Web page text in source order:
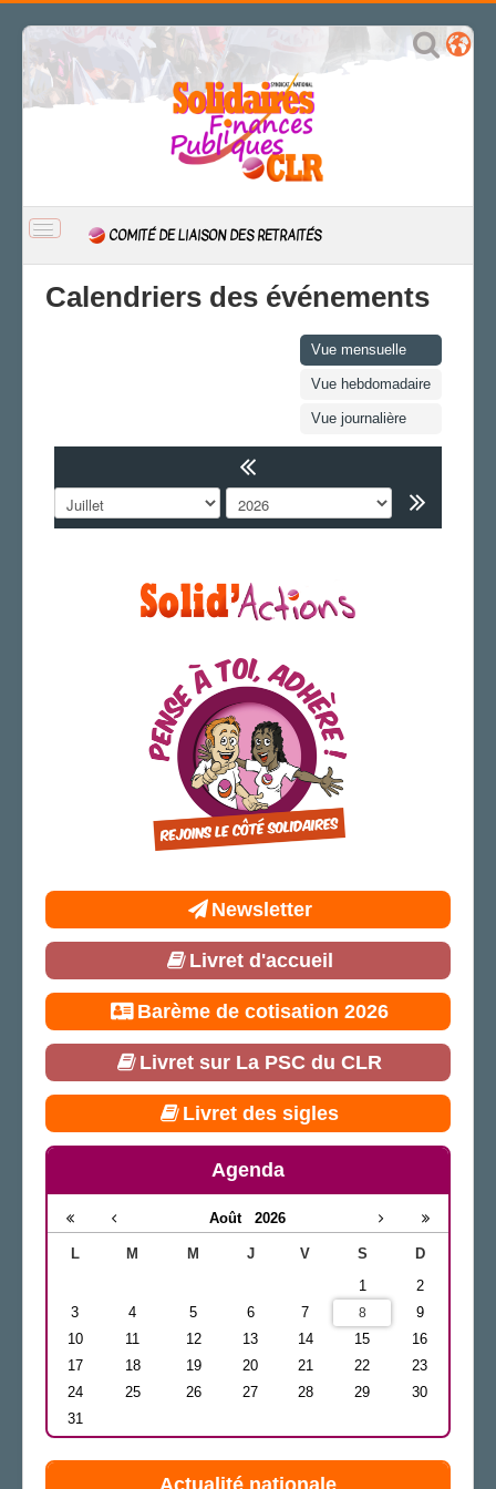
BASCULER
NAVIGATION
COMITÉ DE LIAISON DES RETRAITÉS
AGENDA
Calendriers des événements
Vue mensuelle
Vue hebdomadaire
Vue journalière
Newsletter
Livret d'accueil
Barème de cotisation 2026
Livret sur La PSC du CLR
Livret des sigles
Agenda
Août 2026
L M M J V S
D
1
2
3
4 5 6 7 8
9
10
11 12 13 14 15
16
17
18 19 20 21 22
23
24
25 26 27 28 29
30
31
Actualité nationale